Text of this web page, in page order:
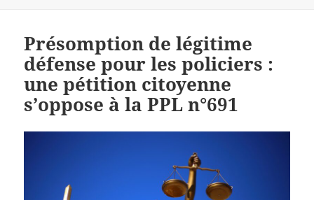
Présomption de légitime
défense pour les policiers :
une pétition citoyenne
s’oppose à la PPL n°691